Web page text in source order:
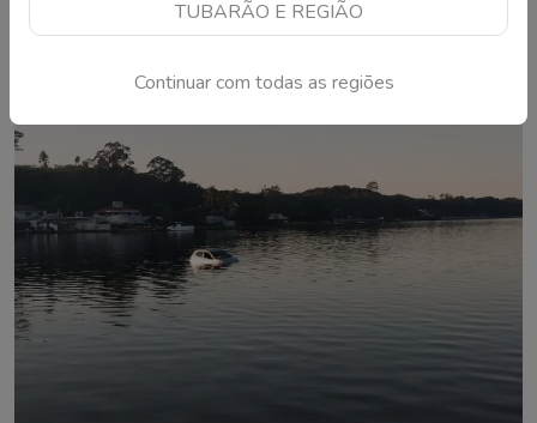
TUBARÃO E REGIÃO
Continuar com todas as regiões
proteger
Mais de 830 mil aparelhos foram levados em 2025.
golpes após o crime